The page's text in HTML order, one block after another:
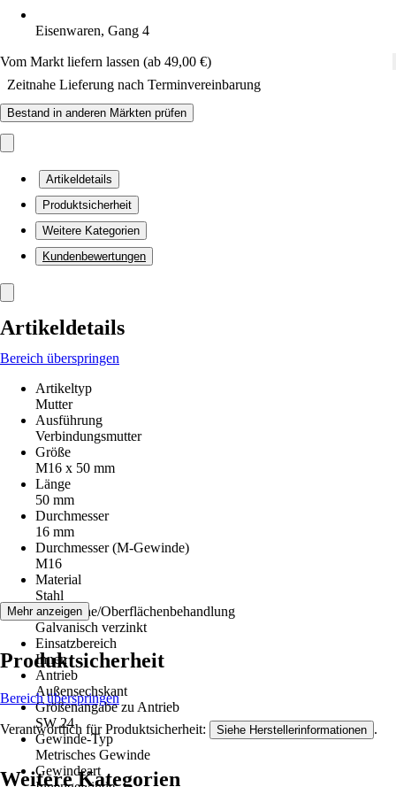
Eisenwaren, Gang 4
Vom Markt liefern lassen (ab 49,00 €)
Zeitnahe Lieferung nach Terminvereinbarung
Bestand in anderen Märkten prüfen
Artikeldetails
Produktsicherheit
Weitere Kategorien
Kundenbewertungen
Artikeldetails
Bereich überspringen
Artikeltyp
Mutter
Ausführung
Verbindungsmutter
Größe
M16 x 50 mm
Länge
50 mm
Durchmesser
16 mm
Durchmesser (M-Gewinde)
M16
Material
Stahl
Oberfläche/Oberflächenbehandlung
Galvanisch verzinkt
Einsatzbereich
Innen
Antrieb
Außensechskant
Größenangabe zu Antrieb
SW 24
Gewinde-Typ
Metrisches Gewinde
Gewindeart
Mehr anzeigen
Produktsicherheit
Bereich überspringen
Verantwortlich für Produktsicherheit: Siehe Herstellerinformationen .
Weitere Kategorien